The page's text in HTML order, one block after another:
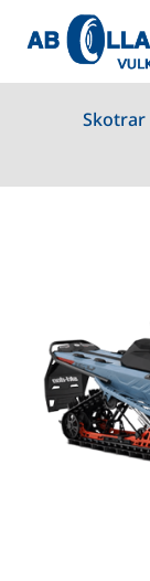
Skotrar